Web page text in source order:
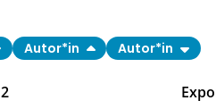
2
Autor*in Autor*in